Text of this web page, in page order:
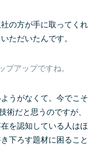
の方が手に取ってくれ
ただいたんです。
プアップですね。
うがなくて。今でこそ
術だと思うのですが、
を認知している人はほ
下ろす題材に困ること